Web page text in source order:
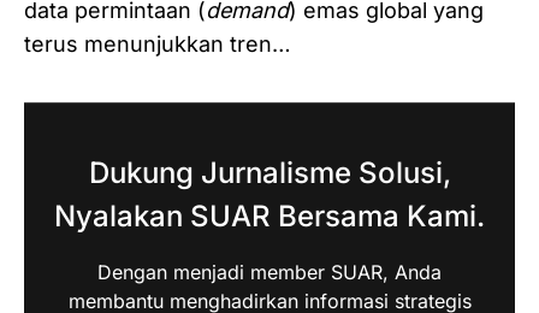
data permintaan (demand) emas global yang
terus menunjukkan tren…
Dukung Jurnalisme Solusi,
Nyalakan SUAR Bersama Kami.
Dengan menjadi member SUAR, Anda
membantu menghadirkan informasi strategis